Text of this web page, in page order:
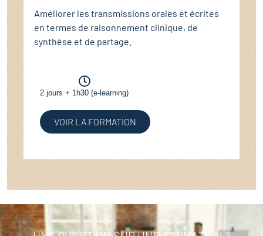
Améliorer les transmissions orales et écrites
en termes de raisonnement clinique, de
synthèse et de partage.
2 jours + 1h30 (e-learning)
VOIR LA FORMATION